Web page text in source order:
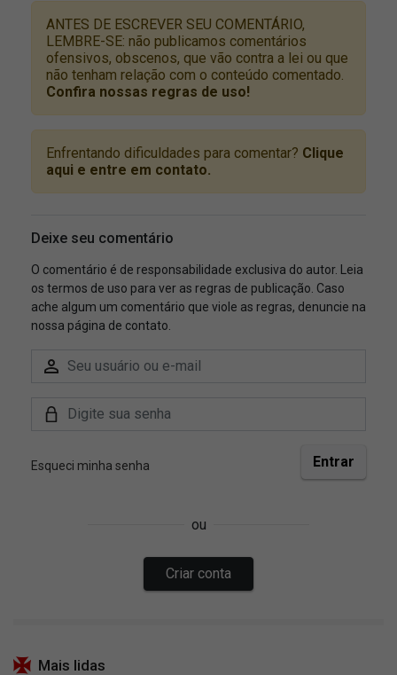
Mais lidas